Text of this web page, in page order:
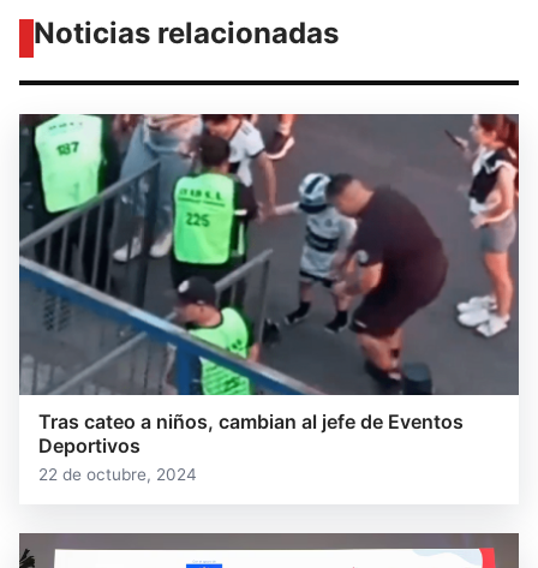
Noticias relacionadas
Tras cateo a niños, cambian al jefe de Eventos
Deportivos
22 de octubre, 2024